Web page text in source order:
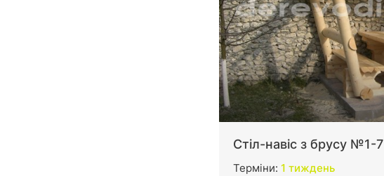
Стіл-навіс з брусу №1-7
Терміни: 1 тиждень